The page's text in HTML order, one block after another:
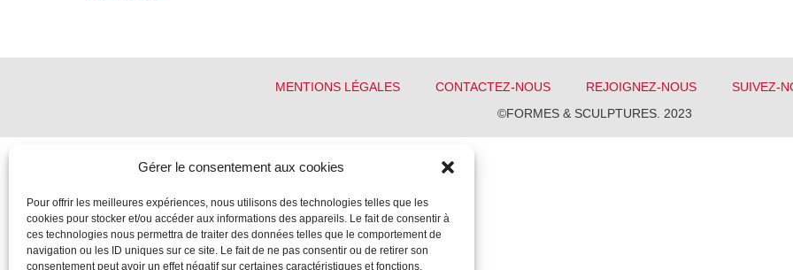
Gérer le consentement aux cookies
Pour offrir les meilleures expériences, nous utilisons des technologies telles que les
cookies pour stocker et/ou accéder aux informations des appareils. Le fait de consentir à
ces technologies nous permettra de traiter des données telles que le comportement de
navigation ou les ID uniques sur ce site. Le fait de ne pas consentir ou de retirer son
consentement peut avoir un effet négatif sur certaines caractéristiques et fonctions.
MENTIONS LÉGALES CONTACTEZ-NOUS REJOIGNEZ-NOUS
SUIVEZ-
©FORMES & SCULPTURES. 2023